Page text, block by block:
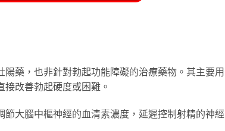
陽藥，也非針對勃起功能障礙的治療藥物。其主要用
改善勃起硬度或困難。
大腦中樞神經的血清素濃度，延遲控制射精的神經